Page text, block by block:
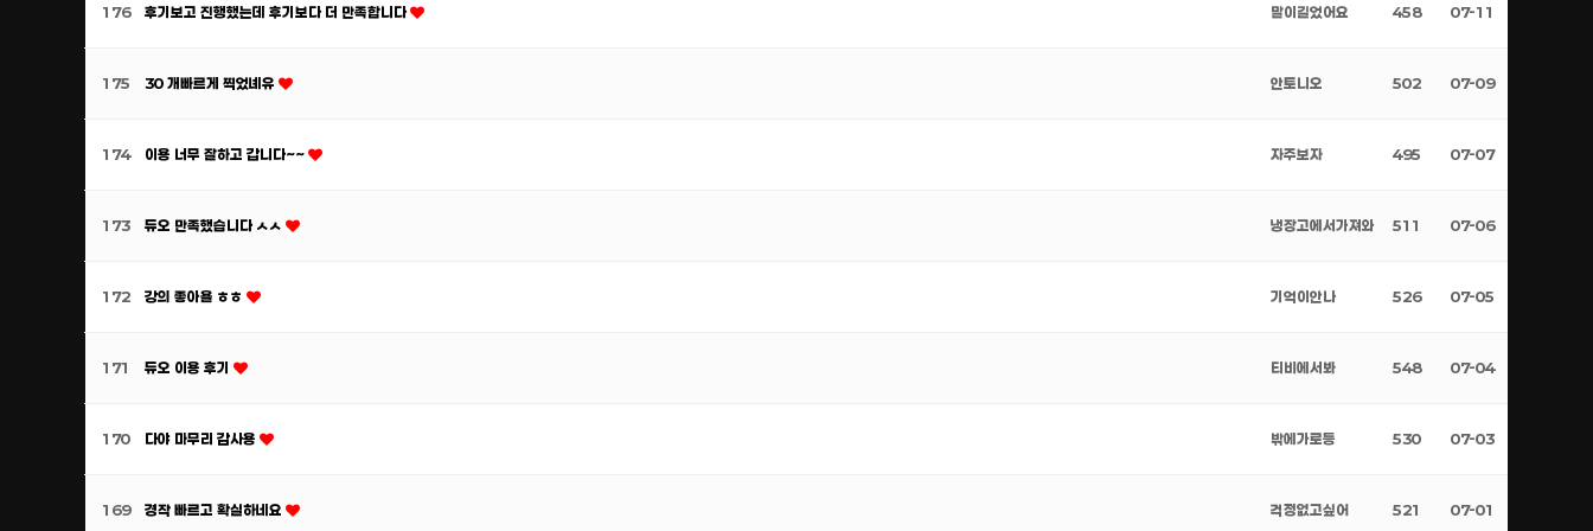
176 후기보고 진행했는데 후기보다 더 만족합니다 말이길었어요 458 07-11
175 30 개빠르게 찍었녜유 안토니오 502 07-09
174 이용 너무 잘하고 갑니다~~ 자주보자 495 07-07
173 듀오 만족했습니다 ㅅㅅ 냉장고에서가져와 511 07-06
172 강의 좋아욜 ㅎㅎ 기억이안나 526 07-05
171 듀오 이용 후기 티비에서봐 548 07-04
170 다야 마무리 감사용 밖에가로등 530 07-03
169 경작 빠르고 확실하네요 걱정없고싶어 521 07-01